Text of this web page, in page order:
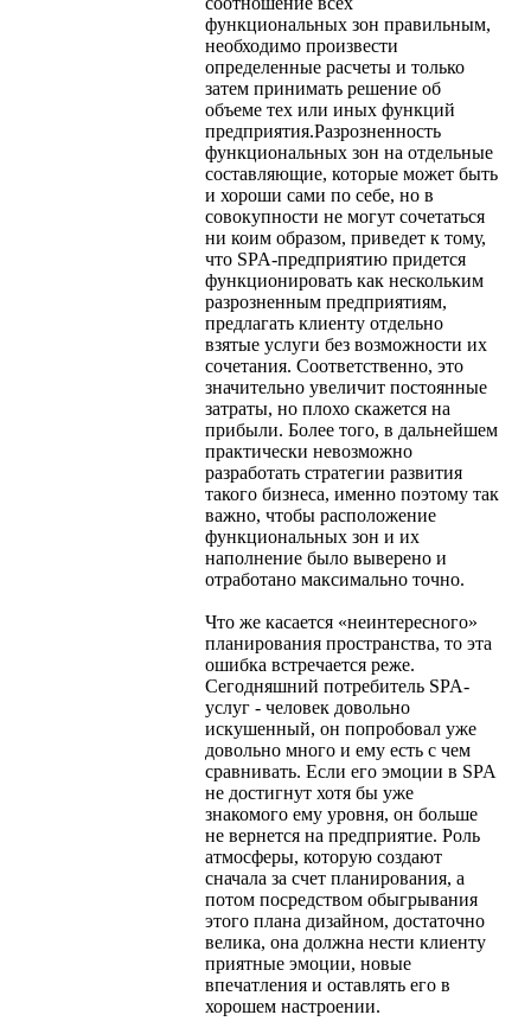
функциональных зон правильным,
необходимо произвести
определенные расчеты и только
затем принимать решение об
объеме тех или иных функций
предприятия.Разрозненность
функциональных зон на отдельные
составляющие, которые может быть
и хороши сами по себе, но в
совокупности не могут сочетаться
ни коим образом, приведет к тому,
что SPA-предприятию придется
функционировать как нескольким
разрозненным предприятиям,
предлагать клиенту отдельно
взятые услуги без возможности их
сочетания. Соответственно, это
значительно увеличит постоянные
затраты, но плохо скажется на
прибыли. Более того, в дальнейшем
практически невозможно
разработать стратегии развития
такого бизнеса, именно поэтому так
важно, чтобы расположение
функциональных зон и их
наполнение было выверено и
отработано максимально точно.
Что же касается «неинтересного»
планирования пространства, то эта
ошибка встречается реже.
Сегодняшний потребитель SPA-
услуг - человек довольно
искушенный, он попробовал уже
довольно много и ему есть с чем
сравнивать. Если его эмоции в SPA
не достигнут хотя бы уже
знакомого ему уровня, он больше
не вернется на предприятие. Роль
атмосферы, которую создают
сначала за счет планирования, а
потом посредством обыгрывания
этого плана дизайном, достаточно
велика, она должна нести клиенту
приятные эмоции, новые
впечатления и оставлять его в
хорошем настроении.